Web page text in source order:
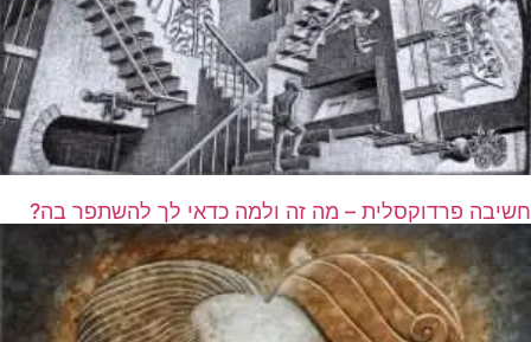
חשיבה פרדוקסלית – מה זה ולמה כדאי לך להשתפר בה?